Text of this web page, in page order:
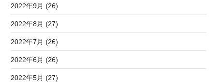
2022年9月 (26)
2022年8月 (27)
2022年7月 (26)
2022年6月 (26)
2022年5月 (27)